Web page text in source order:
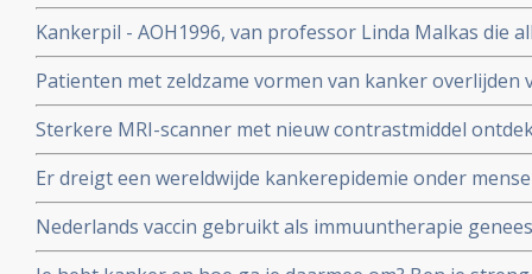
prostaatkanker heeft.
Kankerpil - AOH1996, van professor Linda Malkas die
vernietigen is aan eerste patient gegeven in fase I
Patienten met zeldzame vormen van kanker overlijden
diagnose in vergelijking met veel voorkomende
kunnen vinden van gespecialiseerde behandelcentra
Sterkere MRI-scanner met nieuw contrastmiddel
prostaatkanker in lymfklieren tot op 1 mm
aan Radboud universiteit.
Er dreigt een wereldwijde kankerepidemie onder
aantal darmkankerpatienten stijgt enorm blijkt uit
corona vaccins?
Nederlands vaccin gebruikt als immuuntherapie
osteacarcinoom en honden met blaaskanker reageren